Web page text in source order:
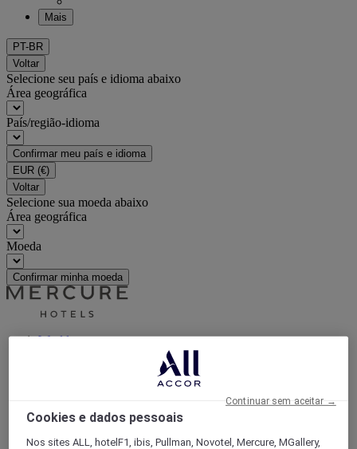
Mais
PT-BR
Voltar
Selecione seu país e idioma abaixo
Área geográfica
País/região-idioma
Confirmar meu país e idioma
EUR (€)
Voltar
Selecione sua moeda abaixo
Área geográfica
Moeda
Confirmar minha moeda
World
Cookies e dados pessoais
Nos sites ALL, hotelF1, ibis, Pullman, Novotel, Mercure, MGallery,
Continuar sem aceitar →